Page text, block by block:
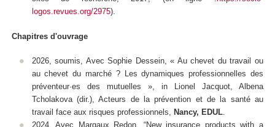
logos.revues.org/2975).
Chapitres d'ouvrage
2026, soumis, Avec Sophie Dessein, « Au chevet du travail ou
au chevet du marché ? Les dynamiques professionnelles des
préventeur·es des mutuelles », in
Lionel Jacquot, Albena
Tcholakova (dir.), Acteurs de la prévention et de la santé au
travail face aux risques professionnels, Nancy, EDUL.
2024, Avec Margaux Redon, “New insurance products with a